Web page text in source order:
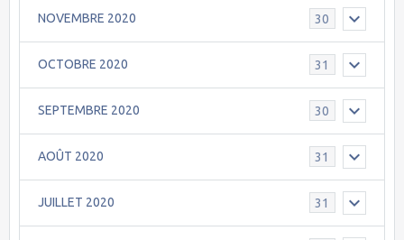
NOVEMBRE 2020 30
OCTOBRE 2020 31
SEPTEMBRE 2020 30
AOÛT 2020 31
JUILLET 2020 31